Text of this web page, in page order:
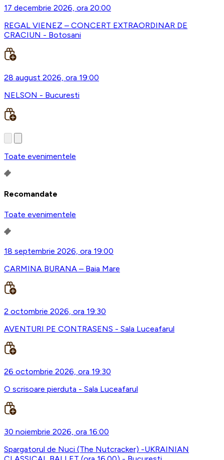
17 decembrie 2026, ora 20:00
REGAL VIENEZ – CONCERT EXTRAORDINAR DE
CRACIUN - Botosani
28 august 2026, ora 19:00
NELSON - Bucuresti
Toate evenimentele
Recomandate
Toate evenimentele
18 septembrie 2026, ora 19:00
CARMINA BURANA – Baia Mare
2 octombrie 2026, ora 19:30
AVENTURI PE CONTRASENS - Sala Luceafarul
26 octombrie 2026, ora 19:30
O scrisoare pierduta - Sala Luceafarul
30 noiembrie 2026, ora 16:00
Spargatorul de Nuci (The Nutcracker) -UKRAINIAN